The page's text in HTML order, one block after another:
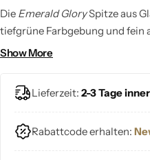
Die Emerald GlorySpitze aus
tiefgrüne Farbgebung und fein
verleiht deiner
Show More
Lieferzeit: 2-3 Tage
Rabattcode erhalten: